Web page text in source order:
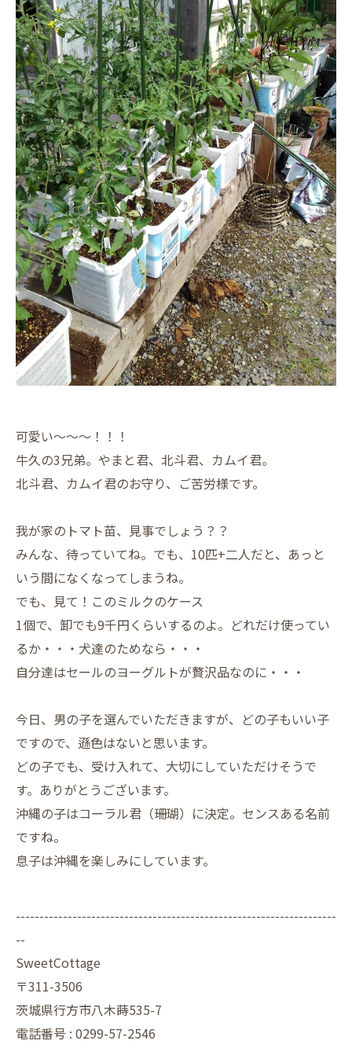
可愛い～～～！！！
牛久の3兄弟。やまと君、北斗君、カムイ君。
北斗君、カムイ君のお守り、ご苦労様です。
我が家のトマト苗、見事でしょう？？
みんな、待っていてね。でも、10匹+二人だと、あっと
いう間になくなってしまうね。
でも、見て！このミルクのケース
1個で、卸でも9千円くらいするのよ。どれだけ使ってい
るか・・・犬達のためなら・・・
自分達はセールのヨーグルトが贅沢品なのに・・・
今日、男の子を選んでいただきますが、どの子もいい子
ですので、遜色はないと思います。
どの子でも、受け入れて、大切にしていただけそうで
す。ありがとうございます。
沖縄の子はコーラル君（珊瑚）に決定。センスある名前
ですね。
息子は沖縄を楽しみにしています。
--------------------------------------------------------------------
--
SweetCottage
〒311-3506
茨城県行方市八木蒔535-7
電話番号 : 0299-57-2546